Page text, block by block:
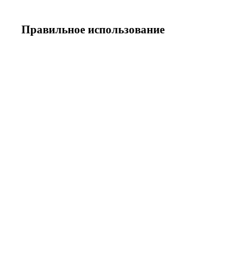
Правильное использование